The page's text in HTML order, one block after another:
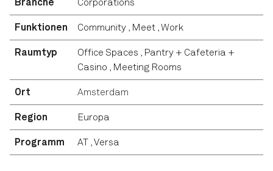
Branche Corporations
Funktionen Community , Meet ,Work
Raumtyp Office Spaces , Pantry + Cafeteria +
Casino , Meeting Rooms
Ort Amsterdam
Region Europa
Programm AT ,Versa